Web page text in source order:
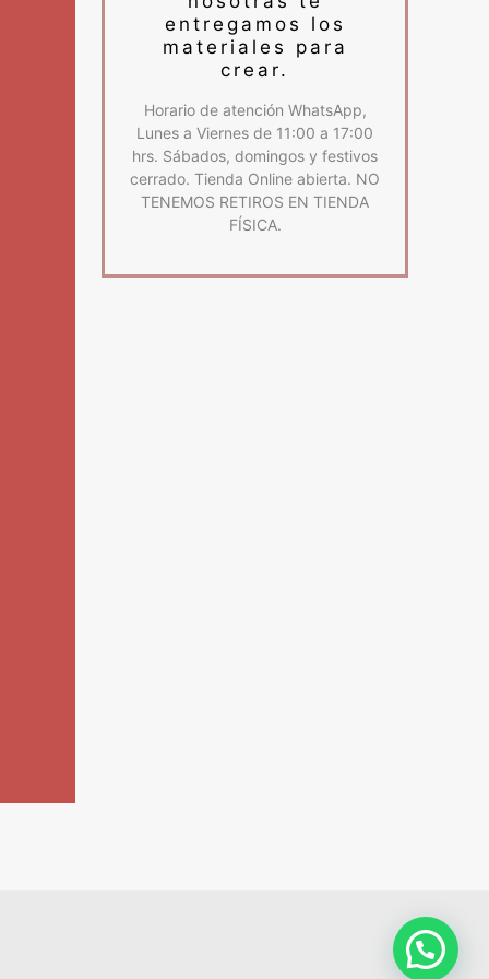
entregamos los
materiales para
crear.
Horario de atención WhatsApp,
Lunes a Viernes de 11:00 a 17:00
hrs. Sábados, domingos y festivos
cerrado. Tienda Online abierta. NO
TENEMOS RETIROS EN TIENDA
FÍSICA.